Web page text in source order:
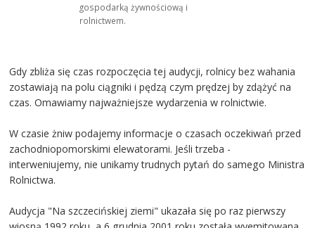
gospodarką żywnościową i
rolnictwem.
Gdy zbliża się czas rozpoczęcia tej audycji, rolnicy bez wahania
zostawiają na polu ciągniki i pędzą czym prędzej by zdążyć na
czas. Omawiamy najważniejsze wydarzenia w rolnictwie.
W czasie żniw podajemy informacje o czasach oczekiwań przed
zachodniopomorskimi elewatorami. Jeśli trzeba -
interweniujemy, nie unikamy trudnych pytań do samego Ministra
Rolnictwa.
Audycja "Na szczecińskiej ziemi" ukazała się po raz pierwszy